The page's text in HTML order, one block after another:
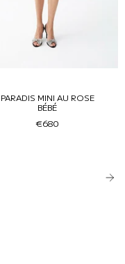
PARADIS MINI AU ROSE
BÉBÉ
€680